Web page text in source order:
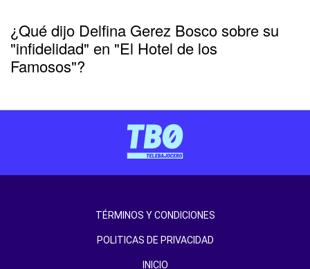
¿Qué dijo Delfina Gerez Bosco sobre su
"infidelidad" en "El Hotel de los
Famosos"?
TÉRMINOS Y CONDICIONES
POLITICAS DE PRIVACIDAD
INICIO